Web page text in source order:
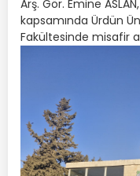
Arş. Gör. Emine
kapsamında Ürdün
Fakültesinde misafir